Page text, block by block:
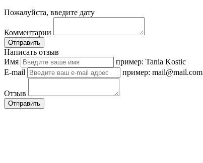
Пожалуйста, введите дату
Комментарии
Отправить
Написать отзыв
Имя
пример: Tania Kostic
E-mail
пример: mail@mail.com
Отзыв
Отправить